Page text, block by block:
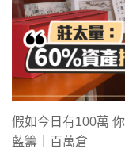
假如今日有100萬
藍籌｜百萬倉